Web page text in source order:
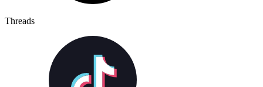
Threads